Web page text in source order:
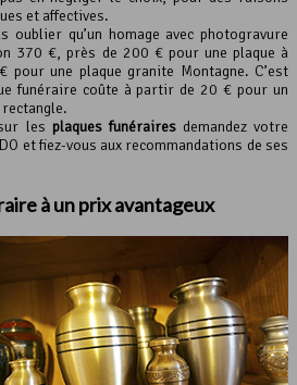
et affectives.
oublier qu’un homage avec photogravure
370 €, près de 200 € pour une plaque à
pour une plaque granite Montagne. C’est
funéraire coûte à partir de 20 € pour un
les plaques funérairesdemandez votre
et fiez-vous aux recommandations de ses
à un prix avantageux